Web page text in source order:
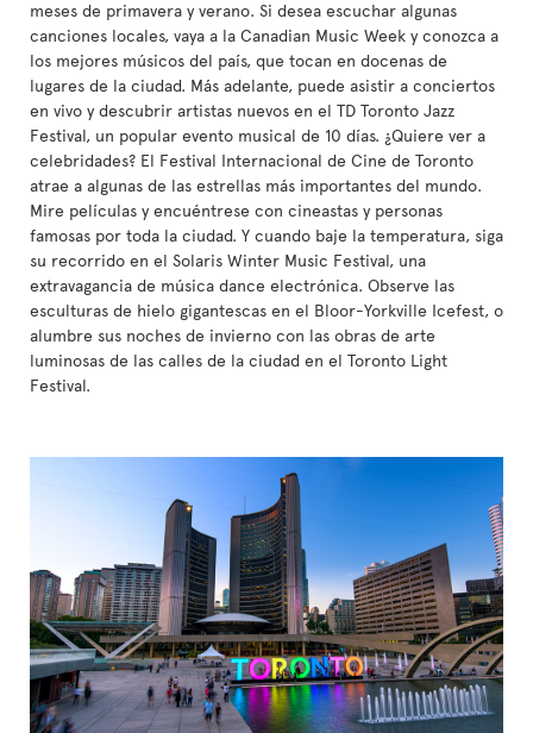
meses de primavera y verano. Si desea escuchar algunas
canciones locales, vaya a la Canadian Music Week y conozca a
los mejores músicos del país, que tocan en docenas de
lugares de la ciudad. Más adelante, puede asistir a conciertos
en vivo y descubrir artistas nuevos en el TD Toronto Jazz
Festival, un popular evento musical de 10 días. ¿Quiere ver a
celebridades? El Festival Internacional de Cine de Toronto
atrae a algunas de las estrellas más importantes del mundo.
Mire películas y encuéntrese con cineastas y personas
famosas por toda la ciudad. Y cuando baje la temperatura, siga
su recorrido en el Solaris Winter Music Festival, una
extravagancia de música dance electrónica. Observe las
esculturas de hielo gigantescas en el Bloor-Yorkville Icefest, o
alumbre sus noches de invierno con las obras de arte
luminosas de las calles de la ciudad en el Toronto Light
Festival.